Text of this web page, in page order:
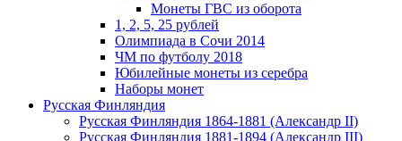
Монеты ГВС из оборота
1, 2, 5, 25 рублей
Олимпиада в Сочи 2014
ЧМ по футболу 2018
Юбилейные монеты из серебра
Наборы монет
Русская Финляндия
Русская Финляндия 1864-1881 (Александр II)
Русская Финляндия 1881-1894 (Александр III)